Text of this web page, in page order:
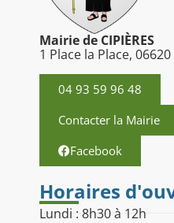
Mairie de CIPIÈRES
1 Place la Place, 06620
04 93 59 96 48
Contacter la Mairie
Facebook
Horaires
Lundi : 8h30 à 12h